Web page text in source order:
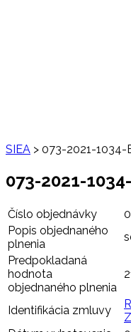
SIEA > 073-2021-1034-
073-2021-
Číslo objednávky
Popis objednaného
plnenia
Predpokladaná
hodnota
objednaného plnenia
Identifikácia zmluvy